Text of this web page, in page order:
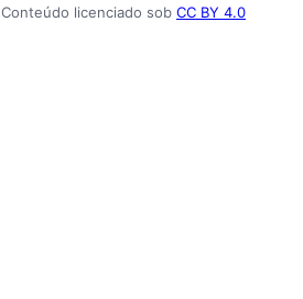
Conteúdo licenciado sob CC BY 4.0